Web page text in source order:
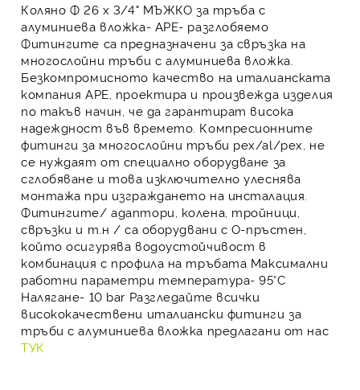
Коляно Ф 26 х 3/4" МЪЖКО за тръба с
алуминиева вложка- APE- разглобяемо
Фитингите са предназначени за свръзка на
многослойни тръби с алуминиева вложка
Безкомпромисното качество на италианската
компания APE, проектира и произвежда изделия
по такъв начин, че да гарантират висока
надеждност във времето. Компресионните
фитинги за многослойни тръби pеx/al/pеx , не
се нуждаят от специално оборудване за
сглобяване и това изключително улеснява
монтажа при изграждането на инсталация.
Фитингите/адаптори, колена, тройници,
свръзки и т.н / са оборудвани с О-пръстен,
който осигурява водоустойчивост в
комбинация с профила на тръбата Максимални
работни параметри температура- 95°C
Налягане- 10 bar Разгледайте всички
висококачествени италиански фитинги за
тръби с алуминиева вложка предлагани от нас
ТУК